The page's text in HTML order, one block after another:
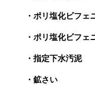
・ポリ塩化ビフェ
・ポリ塩化ビフェ
・指定下水汚泥
・鉱さい